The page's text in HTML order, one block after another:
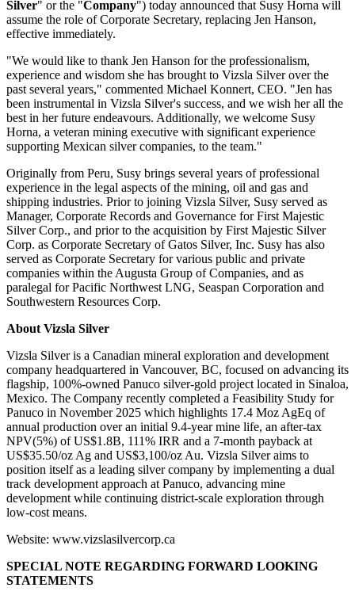
Silver" or the "Company") today announced that Susy Horna will
assume the role of Corporate Secretary, replacing Jen Hanson,
effective immediately.
"We would like to thank Jen Hanson for the professionalism,
experience and wisdom she has brought to Vizsla Silver over the
past several years," commented Michael Konnert, CEO. "Jen has
been instrumental in Vizsla Silver's success, and we wish her all the
best in her future endeavours. Additionally, we welcome Susy
Horna, a veteran mining executive with significant experience
supporting Mexican silver companies, to the team."
Originally from Peru, Susy brings several years of professional
experience in the legal aspects of the mining, oil and gas and
shipping industries. Prior to joining Vizsla Silver, Susy served as
Manager, Corporate Records and Governance for First Majestic
Silver Corp., and prior to the acquisition by First Majestic Silver
Corp. as Corporate Secretary of Gatos Silver, Inc. Susy has also
served as Corporate Secretary for various public and private
companies within the Augusta Group of Companies, and as
paralegal for Pacific Northwest LNG, Seaspan Corporation and
Southwestern Resources Corp.
About Vizsla Silver
Vizsla Silver is a Canadian mineral exploration and development
company headquartered in Vancouver, BC, focused on advancing its
flagship, 100%-owned Panuco silver-gold project located in Sinaloa,
Mexico. The Company recently completed a Feasibility Study for
Panuco in November 2025 which highlights 17.4 Moz AgEq of
annual production over an initial 9.4-year mine life, an after-tax
NPV(5%) of US$1.8B, 111% IRR and a 7-month payback at
US$35.50/oz Ag and US$3,100/oz Au. Vizsla Silver aims to
position itself as a leading silver company by implementing a dual
track development approach at Panuco, advancing mine
development while continuing district-scale exploration through
low-cost means.
Website: www.vizslasilvercorp.ca
SPECIAL NOTE REGARDING FORWARD LOOKING
STATEMENTS